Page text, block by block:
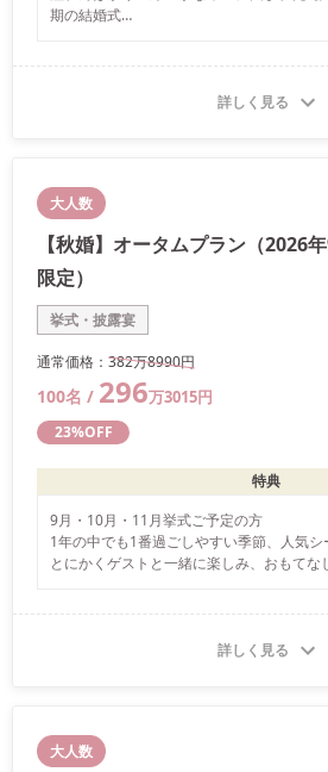
期の結婚式
詳しく見る
大人数
【秋婚】オータムプラン（2026
限定）
挙式・披露宴
通常価格： 382万8990円
100名 / 296万3015円
23%OFF
特典
9月・10月・11月挙式ご予定の方
1年の中でも1番過ごしやすい季節、人気シ
とにかくゲストと一緒に楽しみ、おもてな
ゲストと一緒に楽しみ、感謝を伝える・・
詳しく見る
大人数